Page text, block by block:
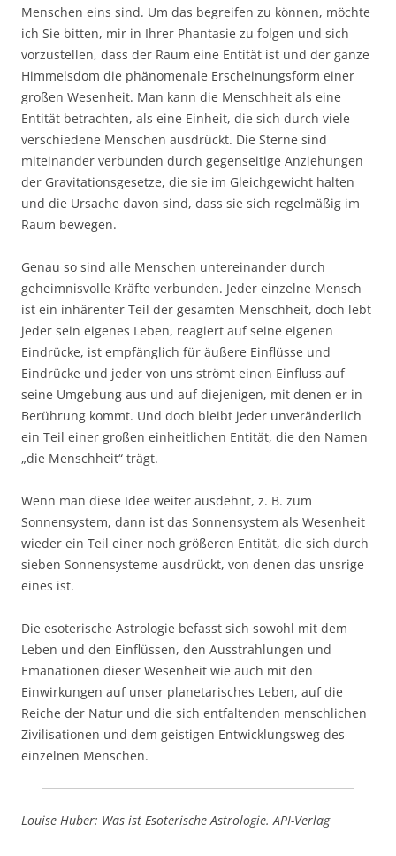
Menschen eins sind. Um das begreifen zu können, möchte
ich Sie bitten, mir in Ihrer Phantasie zu folgen und sich
vorzustellen, dass der Raum eine Entität ist und der ganze
Himmelsdom die phänomenale Erscheinungsform einer
großen Wesenheit. Man kann die Menschheit als eine
Entität betrachten, als eine Einheit, die sich durch viele
verschiedene Menschen ausdrückt. Die Sterne sind
miteinander verbunden durch gegenseitige Anziehungen
der Gravitationsgesetze, die sie im Gleichgewicht halten
und die Ursache davon sind, dass sie sich regelmäßig im
Raum bewegen.
Genau so sind alle Menschen untereinander durch
geheimnisvolle Kräfte verbunden. Jeder einzelne Mensch
ist ein inhärenter Teil der gesamten Menschheit, doch lebt
jeder sein eigenes Leben, reagiert auf seine eigenen
Eindrücke, ist empfänglich für äußere Einflüsse und
Eindrücke und jeder von uns strömt einen Einfluss auf
seine Umgebung aus und auf diejenigen, mit denen er in
Berührung kommt. Und doch bleibt jeder unveränderlich
ein Teil einer großen einheitlichen Entität, die den Namen
„die Menschheit“ trägt.
Wenn man diese Idee weiter ausdehnt, z. B. zum
Sonnensystem, dann ist das Sonnensystem als Wesenheit
wieder ein Teil einer noch größeren Entität, die sich durch
sieben Sonnensysteme ausdrückt, von denen das unsrige
eines ist.
Die esoterische Astrologie befasst sich sowohl mit dem
Leben und den Einflüssen, den Ausstrahlungen und
Emanationen dieser Wesenheit wie auch mit den
Einwirkungen auf unser planetarisches Leben, auf die
Reiche der Natur und die sich entfaltenden menschlichen
Zivilisationen und dem geistigen Entwicklungsweg des
einzelnen Menschen.
Louise Huber: Was ist Esoterische Astrologie. API-Verlag